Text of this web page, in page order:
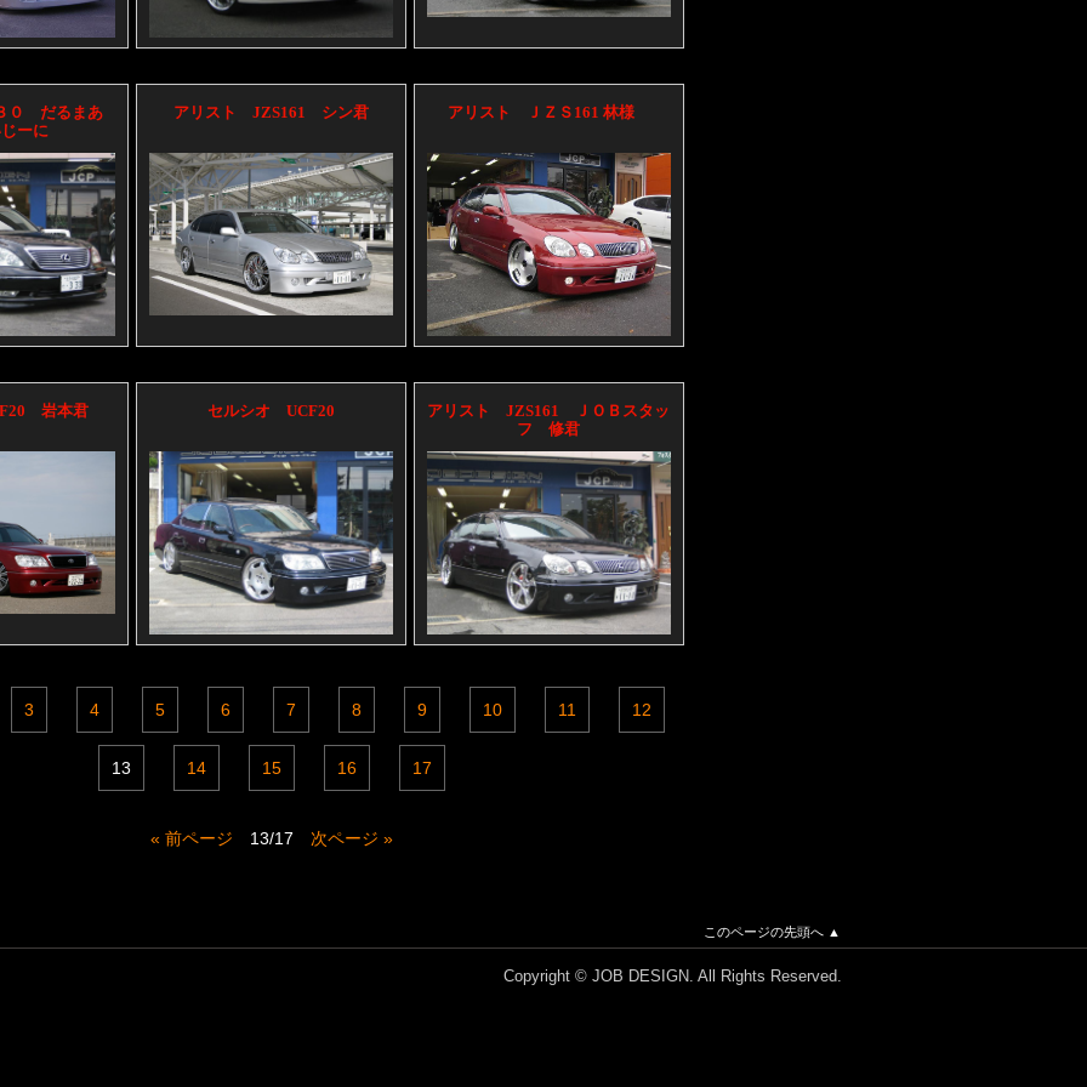
０ だるまあ
ーに
アリスト JZS161 シン君 アリスト ＪＺＳ161 林様
岩本君 セルシオ UCF20
アリスト JZS161 ＪＯＢスタッ
フ 修君
3 4 5 6 7 8 9 10 11 12
13 14 15 16 17
« 前ページ 13/17 次ページ »
このページの先頭へ ▲
Copyright © JOB DESIGN. All Rights Reserved.